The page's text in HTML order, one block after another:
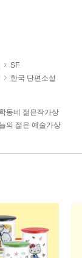
SF
한국 단편소설
동네 젊은작가상
의 젊은 예술가상